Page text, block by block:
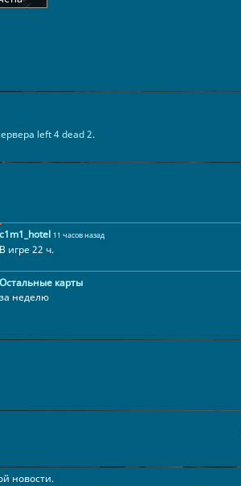
left 4 dead 2.
c1m1_hotel 11 часов назад
В игре 22 ч.
Остальные карты
за неделю
новости.